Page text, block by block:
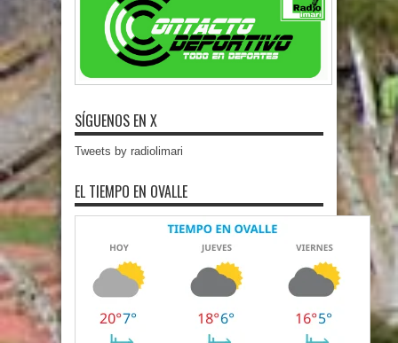
SÍGUENOS EN X
Tweets by radiolimari
EL TIEMPO EN OVALLE